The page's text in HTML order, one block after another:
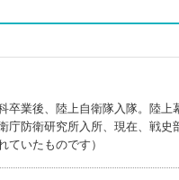
卒業後、陸上自衛隊入隊。陸
防衛研究所入所、現在、戦史
ていたものです）